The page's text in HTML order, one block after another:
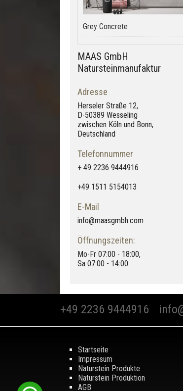
Grey Concrete
MAAS GmbH
Natursteinmanufaktur
Adresse
Herseler Straße 12,
D-50389 Wesseling
zwischen Köln und Bonn,
Deutschland
Telefonnummer
+ 49 2236 9444916
+49 1511 5154013
E-Mail
info@maasgmbh.com
Öffnungszeiten:
Mo-Fr 07:00 - 18:00,
Sa 07:00 - 14:00
+49 2236 9444916
Startseite
Impressum
Naturstein Produkte
Naturstein Produktion
AGB